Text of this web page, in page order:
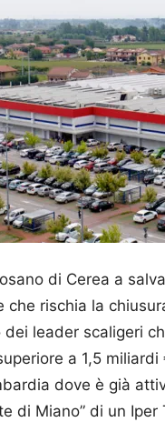
di Cerea a
che rischia la
dei leader scaligeri
a 1,5
dove è già
di Miano” di un